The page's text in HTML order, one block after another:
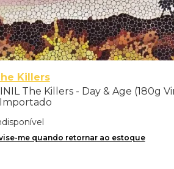
Killers
The Killers - Day & Age (180g
me quando retornar ao estoque